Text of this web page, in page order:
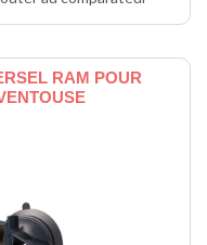
RAM POUR